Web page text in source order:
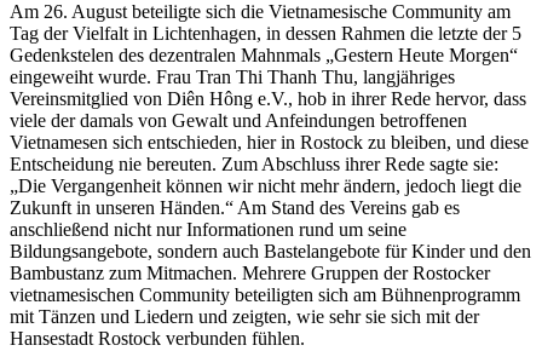
Am 26. August beteiligte sich die Vietnamesische Community am
Tag der Vielfalt in Lichtenhagen, in dessen Rahmen die letzte der 5
Gedenkstelen des dezentralen Mahnmals „Gestern Heute Morgen“
eingeweiht wurde. Frau Tran Thi Thanh Thu, langjähriges
Vereinsmitglied von Diên Hông e.V., hob in ihrer Rede hervor, dass
viele der damals von Gewalt und Anfeindungen betroffenen
Vietnamesen sich entschieden, hier in Rostock zu bleiben, und diese
Entscheidung nie bereuten. Zum Abschluss ihrer Rede sagte sie:
„Die Vergangenheit können wir nicht mehr ändern, jedoch liegt die
Zukunft in unseren Händen.“ Am Stand des Vereins gab es
anschließend nicht nur Informationen rund um seine
Bildungsangebote, sondern auch Bastelangebote für Kinder und den
Bambustanz zum Mitmachen. Mehrere Gruppen der Rostocker
vietnamesischen Community beteiligten sich am Bühnenprogramm
mit Tänzen und Liedern und zeigten, wie sehr sie sich mit der
Hansestadt Rostock verbunden fühlen.